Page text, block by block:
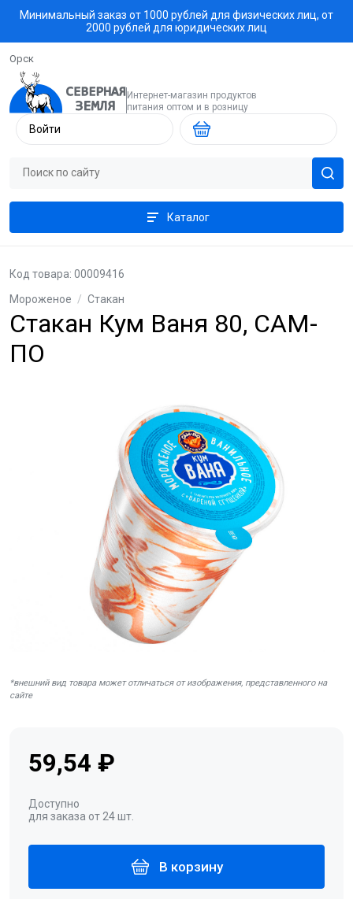
Минимальный заказ от 1000 рублей для физических лиц, от
2000 рублей для юридических лиц
Орск
Интернет-магазин продуктов
питания оптом и в розницу
Войти
Каталог
Мороженое / Стакан
Стакан Кум Ваня 80, САМ-
ПО
Код товара: 00009416
*внешний вид товара может отличаться от изображения, представленного на
сайте
59,54 ₽
Доступно
для заказа от 24 шт.
В корзину